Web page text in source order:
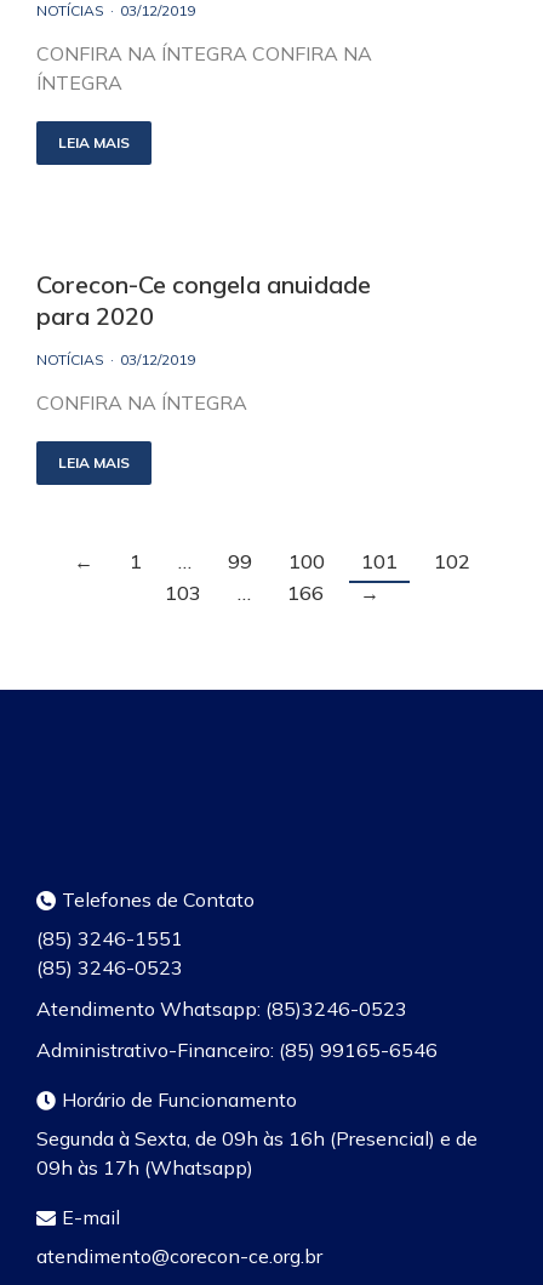
NOTÍCIAS 03/12/2019
CONFIRA NA ÍNTEGRA CONFIRA NA
ÍNTEGRA
LEIA MAIS
Corecon-Ce congela anuidade
para 2020
NOTÍCIAS 03/12/2019
CONFIRA NA ÍNTEGRA
LEIA MAIS
← 1 … 99 100 101
102
103
… 166 →
Telefones de Contato
(85) 3246-1551
(85) 3246-0523
Atendimento Whatsapp: (85)3246-0523
Administrativo-Financeiro: (85) 99165-6546
Horário de Funcionamento
Segunda à Sexta, de 09h às 16h (Presencial) e de
09h às 17h (Whatsapp)
E-mail
atendimento@corecon-ce.org.br